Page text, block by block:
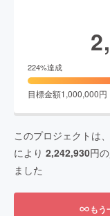
224%達成
目標金額1,000,000円
このプロジェクトは、
により 2,242,930円
ました
もう